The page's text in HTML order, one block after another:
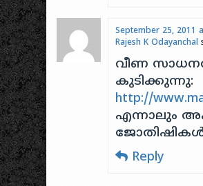
September 25, 2011
Rajesh K Odayanchal
വീണ
കുടിക്കുന്നു:
http://
എന്നാലും
Reply